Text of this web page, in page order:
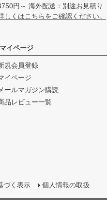
円～ 海外配送：別途お見積り
しくはこちらをご確認ください。
マイページ
規会員登録
イページ
メールマガジン購読
品レビュー一覧
づく表示 個人情報の取扱